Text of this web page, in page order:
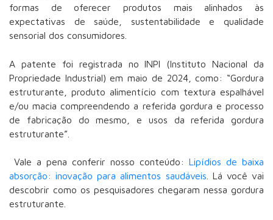
formas de oferecer produtos mais alinhados às
expectativas de saúde, sustentabilidade e qualidade
sensorial dos consumidores.
A patente foi registrada no INPI (Instituto Nacional da
Propriedade Industrial) em maio de 2024, como: “Gordura
estruturante, produto alimentício com textura espalhável
e/ou macia compreendendo a referida gordura e processo
de fabricação do mesmo, e usos da referida gordura
estruturante”.
Vale a pena conferir nosso conteúdo: Lipídios de baixa
absorção: inovação para alimentos saudáveis . Lá você vai
descobrir como os pesquisadores chegaram nessa gordura
estruturante.